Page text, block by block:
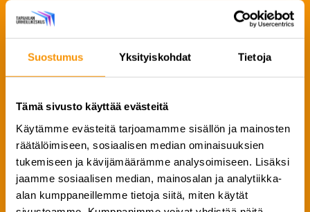
Suostumus Yksityiskohdat Tietoja
Tämä sivusto käyttää evästeitä
Käytämme evästeitä tarjoamamme sisällön ja mainosten
räätälöimiseen, sosiaalisen median ominaisuuksien
tukemiseen ja kävijämäärämme analysoimiseen. Lisäksi
jaamme sosiaalisen median, mainosalan ja analytiikka-
alan kumppaneillemme tietoja siitä, miten käytät
Lintsin Sirkuksen alkuvuosi mennyt
toiminnanjohtajanMaiju Mustosen. Lintsin Sirkuksen ryhmät
ovat pyörineet tiloissamme viime syksystä asti ja heidän
toimintansa perustuu harrastuspohjaisuudelle, jonka
tavoitteena on monipuolinen taidekasvatus. Mustonen
kertoo, että alkuvuosi on pyörähtänyt käyntiin